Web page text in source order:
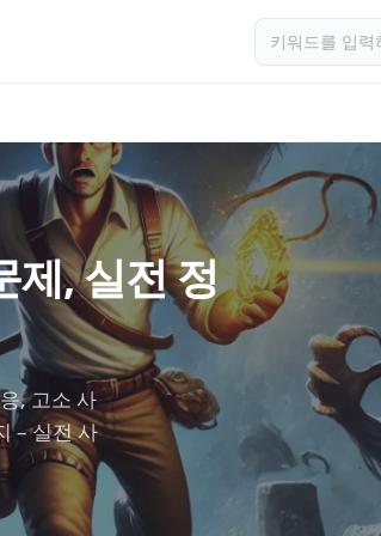
제, 실전 정
, 고소 사
– 실전 사